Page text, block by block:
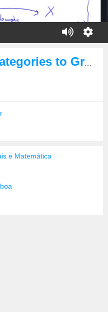
e Matemática